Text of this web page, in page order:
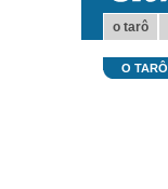
o tarô
O TARÔ